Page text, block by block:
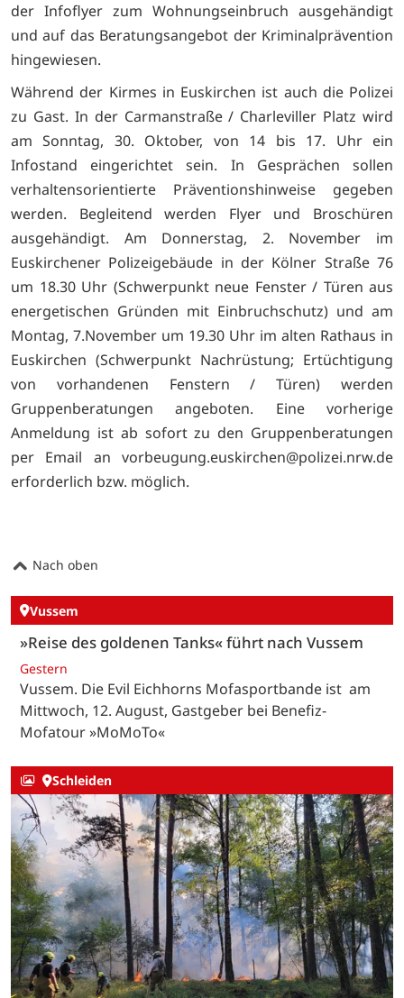
der Infoflyer zum Wohnungseinbruch ausgehändigt
und auf das Beratungsangebot der Kriminalprävention
hingewiesen.
Während der Kirmes in Euskirchen ist auch die Polizei
zu Gast. In der Carmanstraße / Charleviller Platz wird
am Sonntag, 30. Oktober, von 14 bis 17. Uhr ein
Infostand eingerichtet sein. In Gesprächen sollen
verhaltensorientierte Präventionshinweise gegeben
werden. Begleitend werden Flyer und Broschüren
ausgehändigt. Am Donnerstag, 2. November im
Euskirchener Polizeigebäude in der Kölner Straße 76
um 18.30 Uhr (Schwerpunkt neue Fenster / Türen aus
energetischen Gründen mit Einbruchschutz) und am
Montag, 7.November um 19.30 Uhr im alten Rathaus in
Euskirchen (Schwerpunkt Nachrüstung; Ertüchtigung
von vorhandenen Fenstern / Türen) werden
Gruppenberatungen angeboten. Eine vorherige
Anmeldung ist ab sofort zu den Gruppenberatungen
per Email an vorbeugung.euskirchen@polizei.nrw.de
erforderlich bzw. möglich.
Nach oben
Vussem
»Reise des goldenen Tanks« führt nach Vussem
Gestern
Vussem. Die Evil Eichhorns Mofasportbande ist am
Mittwoch, 12. August, Gastgeber bei Benefiz-
Mofatour »MoMoTo«
Schleiden